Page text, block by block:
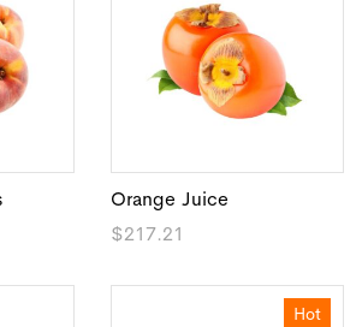
Orange Juice
$217.21
Hot